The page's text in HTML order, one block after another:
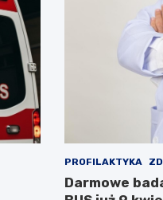
PROFILAKTYKA
Darmowe